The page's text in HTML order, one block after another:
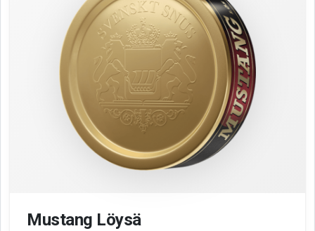
Mustang Löysä